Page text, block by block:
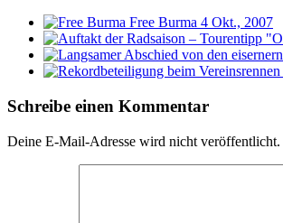
Free Burma 4 Okt., 2007
Schreibe einen Kommentar
Deine E-Mail-Adresse wird nicht veröffentlicht.